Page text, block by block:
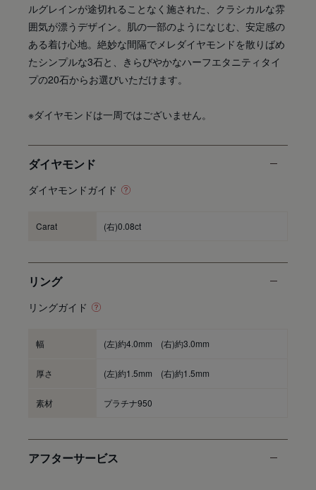
ルグレインが途切れることなく施された、クラシカルな雰
囲気が漂うデザイン。肌の一部のようになじむ、安定感の
ある着け心地。絶妙な間隔でメレダイヤモンドを散りばめ
たシンプルな3石と、きらびやかなハーフエタニティタイ
プの20石からお選びいただけます。
※ダイヤモンドは一周ではございません。
ダイヤモンド
ダイヤモンドガイド
Carat (右)0.08ct
リング
リングガイド
幅 (左)約4.0mm (右)約3.0mm
厚さ (左)約1.5mm (右)約1.5mm
素材 プラチナ950
アフターサービス